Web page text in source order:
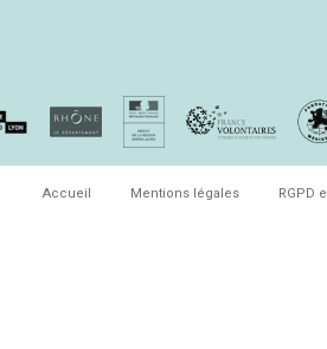
Accueil Mentions légales RGPD